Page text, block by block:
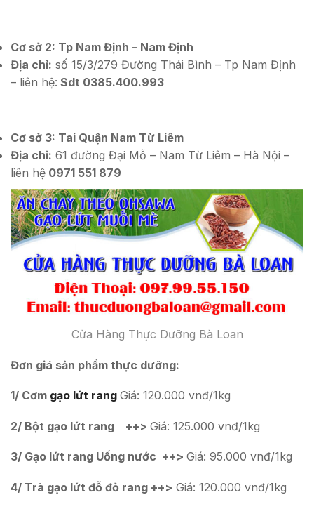
Cơ sở 2: Tp Nam Định – Nam Định
Địa chỉ: số 15/3/279 Đường Thái Bình – Tp Nam Định
– liên hệ: Sdt 0385.400.993
Cơ sở 3: Tai Quận Nam Từ Liêm
Địa chỉ: 61 đường Đại Mỗ – Nam Từ Liêm – Hà Nội –
liên hệ 0971 551 879
Cửa Hàng Thực Dưỡng Bà Loan
Đơn giá sản phẩm thực dưỡng:
1/ Cơm gạo lứt rang Giá: 120.000 vnđ/1kg
2/ Bột gạo lứt rang ++> Giá: 125.000 vnđ/1kg
3/ Gạo lứt rang Uống nước ++> Giá: 95.000 vnđ/1kg
4/ Trà gạo lứt đỗ đỏ rang ++> Giá: 120.000 vnđ/1kg